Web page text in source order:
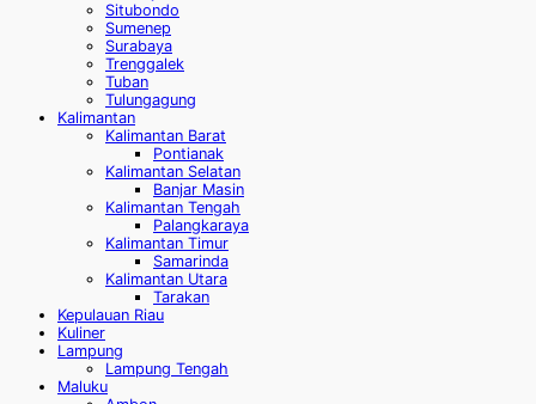
Situbondo
Sumenep
Surabaya
Trenggalek
Tuban
Tulungagung
Kalimantan
Kalimantan Barat
Pontianak
Kalimantan Selatan
Banjar Masin
Kalimantan Tengah
Palangkaraya
Kalimantan Timur
Samarinda
Kalimantan Utara
Tarakan
Kepulauan Riau
Kuliner
Lampung
Lampung Tengah
Maluku